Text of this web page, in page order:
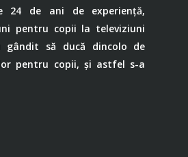
24 de ani de experiență,
pentru copii la televiziuni
gândit să ducă dincolo de
pentru copii, și astfel s-a